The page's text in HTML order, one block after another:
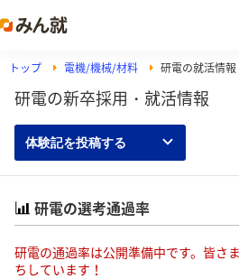
トップ 電機/機械/材料 研電の就活情報
研電の新卒採用・就活情報
体験記を投稿する
研電の選考通過率
研電の通過率は公開準備中です。皆さ
ちしています！